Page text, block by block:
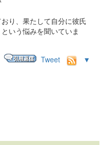
り、果たして自分に彼氏
いう悩みを聞いていま
Tweet
▼